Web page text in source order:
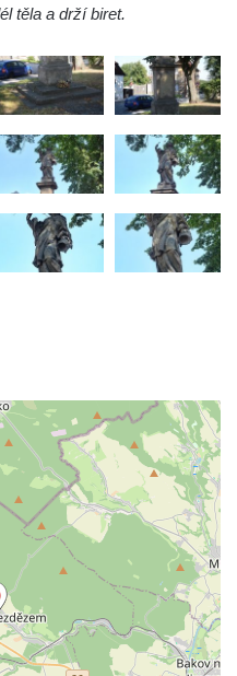
Šporkovo
Hluboká
záložny
věže v
u
u
těla a drží biret.